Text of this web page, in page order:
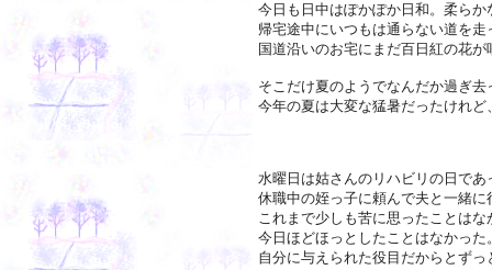
今日も日中はぽかぽか日和。柔ら
帰宅途中にいつもは通らない道を走
国道沿いのお宅にまだ百日紅の花
そこだけ夏のようでなんだか過ぎ
今年の夏は大変な猛暑だったけれ
水曜日は姑さんのリハビリの日で
休職中の姪っ子に頼んで夫と一緒に
これまで少しも苦に思ったことは
今日ほどほっとしたことはなかっ
自分に与えられた役目だからとず